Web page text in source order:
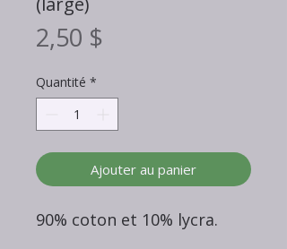
2,50 $
Quantité *
Ajouter au panier
90% coton et 10% lycra.